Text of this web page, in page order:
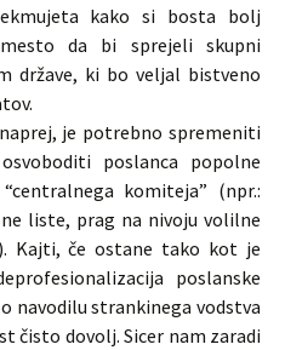
kako si bosta bolj
da bi sprejeli skupni
države, ki bo veljal bistveno
je potrebno spremeniti
poslanca popolne
komiteja” (npr.:
liste, prag na nivoju volilne
Kajti, če ostane tako kot je
poslanske
navodilu strankinega vodstva
čisto dovolj. Sicer nam zaradi